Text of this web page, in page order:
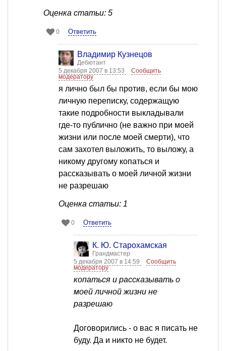
Оценка статьи: 5
0 Ответить
Владимир Кузнецов
Дебютант
5 декабря 2007 в 13:53
Сообщить
модератору
я лично был бы против, если бы мою
личную переписку, содержащую
такие подробности выкладывали
где-то публично (не важно при моей
жизни или после моей смерти), что
сам захотел выложить, то выложу, а
никому другому копаться и
рассказывать о моей личной жизни
не разрешаю
Оценка статьи: 1
0 Ответить
К. Ю. Старохамская
Грандмастер
5 декабря 2007 в 14:59
Сообщить
модератору
копаться и рассказывать о
моей личной жизни не
разрешаю
Договорились - о вас я писать не
буду. Да и никто не будет.